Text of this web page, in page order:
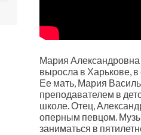
Мария
выросла в Харькове,
Ее мать, Мария
преподавателем в
школе. Отец,
оперным певцом.
заниматься в